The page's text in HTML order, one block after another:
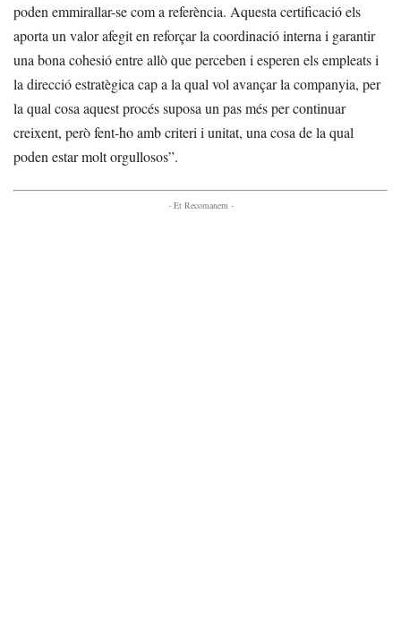
poden emmirallar-se com a referència. Aquesta certificació els
aporta un valor afegit en reforçar la coordinació interna i garantir
una bona cohesió entre allò que perceben i esperen els empleats i
la direcció estratègica cap a la qual vol avançar la companyia, per
la qual cosa aquest procés suposa un pas més per continuar
creixent, però fent-ho amb criteri i unitat, una cosa de la qual
poden estar molt orgullosos”.
- Et Recomanem -